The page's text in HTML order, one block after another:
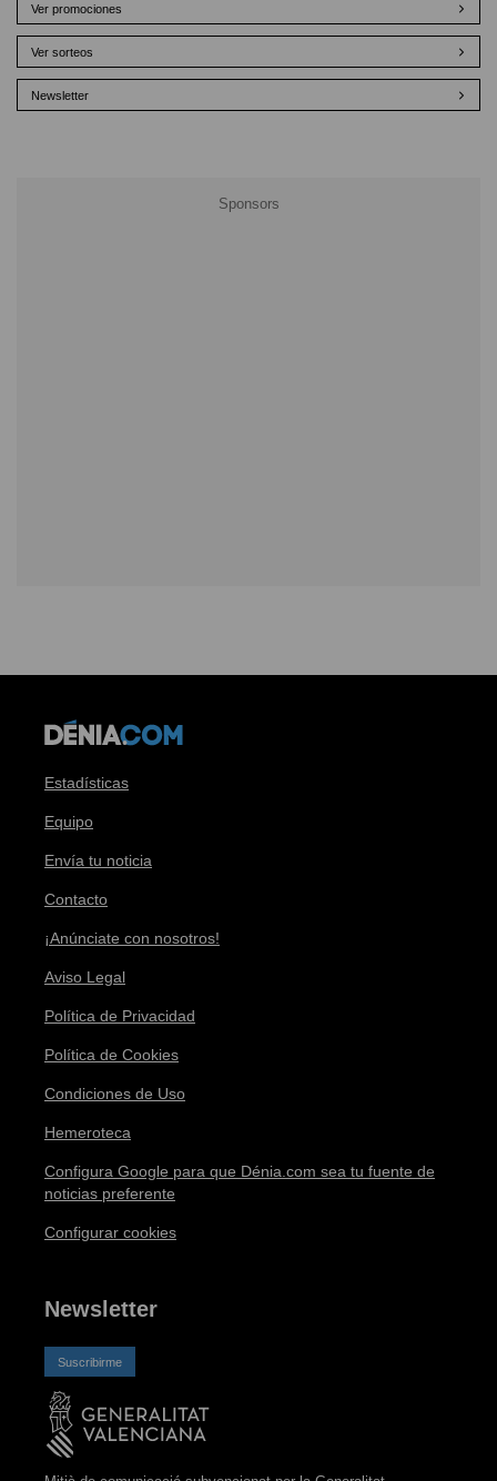
Ver promociones
Ver sorteos
Newsletter
Estadísticas
Equipo
Envía tu noticia
Contacto
¡Anúnciate con nosotros!
Aviso Legal
Política de Privacidad
Política de Cookies
Condiciones de Uso
Hemeroteca
Configura Google para que Dénia.com sea tu fuente de
noticias preferente
Configurar cookies
Newsletter
Suscribirme